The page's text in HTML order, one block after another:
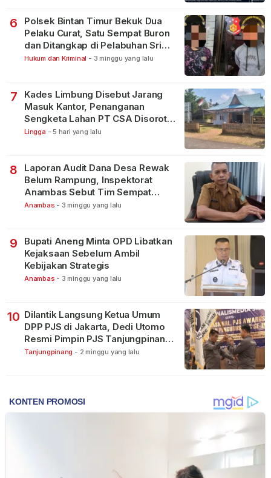
6
Polsek Bintan Timur Bekuk Dua
Pelaku Curat, Satu Sempat Buron
dan Ditangkap di Pelabuhan Sri
Bintan Pura
Hukum dan Kriminal - 3 minggu yang lalu
7
Kades Limbung Disebut Jarang
Masuk Kantor, Penanganan
Sengketa Lahan PT CSA Disorot
Warga
Lingga - 5 hari yang lalu
8
Laporan Audit Dana Desa Rewak
Belum Rampung, Inspektorat
Anambas Sebut Tim Sempat
Terbagi Tangani Kasus Lain
Anambas - 3 minggu yang lalu
9
Bupati Aneng Minta OPD Libatkan
Kejaksaan Sebelum Ambil
Kebijakan Strategis
Anambas - 3 minggu yang lalu
10 Dilantik Langsung Ketua Umum
DPP PJS di Jakarta, Dedi Utomo
Resmi Pimpin PJS Tanjungpinang-
Bintan
Tanjungpinang - 2 minggu yang lalu